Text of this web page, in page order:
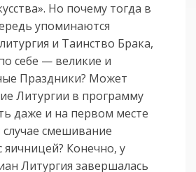
Но почему тогда в
упоминаются
и Таинство Брака,
себе — великие и
Праздники? Может
Литургии в программу
даже и на первом месте
смешивание
яичницей? Конечно, у
Литургия завершалась